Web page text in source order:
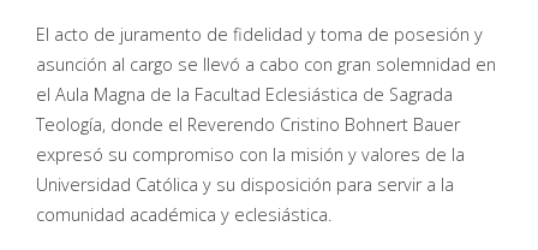
El acto de juramento de fidelidad y toma de posesión y
asunción al cargo se llevó a cabo con gran solemnidad en
el Aula Magna de la Facultad Eclesiástica de Sagrada
Teología, donde el Reverendo Cristino Bohnert Bauer
expresó su compromiso con la misión y valores de la
Universidad Católica y su disposición para servir a la
comunidad académica y eclesiástica.